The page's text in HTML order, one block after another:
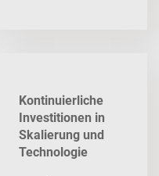
Kontinuierliche
Investitionen in
Skalierung und
Technologie